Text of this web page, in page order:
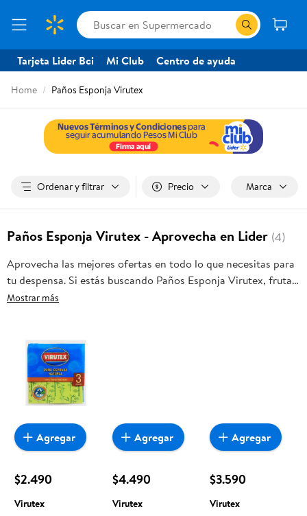
Tarjeta Lider Bci Mi Club Centro de ayuda
Home Paños Esponja Virutex
Ordenar y filtrar Precio Marca
Paños Esponja Virutex - Aprovecha en Lider (4)
Aprovecha las mejores ofertas en todo lo que necesitas para
tu despensa. Si estás buscando Paños Esponja Virutex, frutas
frescas, carnes, pan o productos para el hogar, aquí lo
oportunidad sea realmente conveniente para ti y tu familia.
Mostrar más
$2.490
Virutex
Agregar
$4.490
Virutex
Agregar
$3.590
Virutex
Agregar